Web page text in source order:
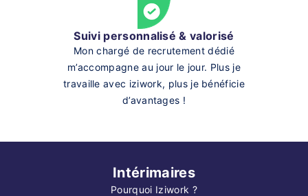
Suivi personnalisé & valorisé
Mon chargé de recrutement dédié
m’accompagne au jour le jour. Plus je
travaille avec iziwork, plus je bénéficie
d’avantages !
Intérimaires
Pourquoi Iziwork ?